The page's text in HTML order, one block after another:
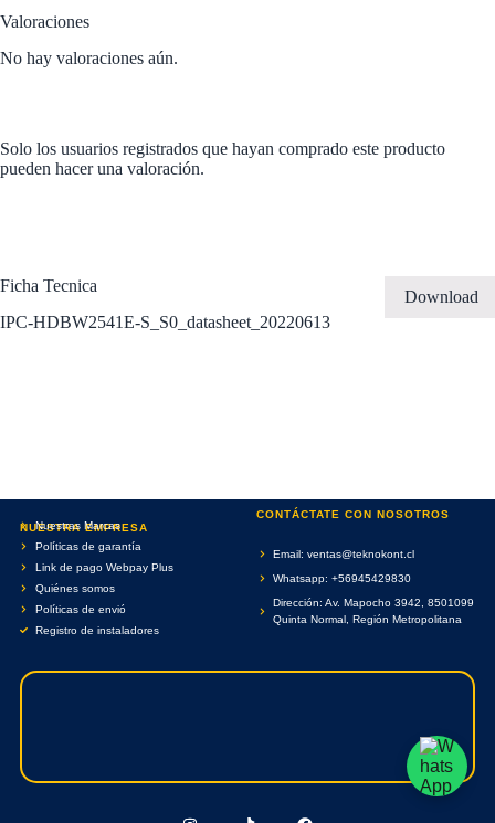
Valoraciones
No hay valoraciones aún.
Solo los usuarios registrados que hayan comprado este producto
pueden hacer una valoración.
Ficha Tecnica
Download
IPC-HDBW2541E-S_S0_datasheet_20220613
NUESTRA EMPRESA
Nuestras Marcas
Políticas de garantía
Link de pago Webpay Plus
Quiénes somos
Políticas de envió
Registro de instaladores
CONTÁCTATE CON NOSOTROS
Email: ventas@teknokont.cl
Whatsapp: +56945429830
Dirección: Av. Mapocho 3942, 8501099
Quinta Normal, Región Metropolitana